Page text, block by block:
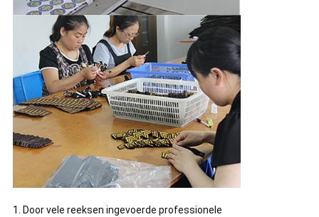
1. Door vele reeksen ingevoerde professionele